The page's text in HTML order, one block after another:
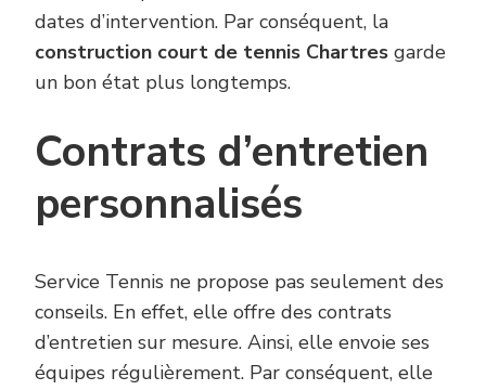
dates d’intervention. Par conséquent, la
construction court de tennis Chartres garde
un bon état plus longtemps.
Contrats d’entretien
personnalisés
Service Tennis ne propose pas seulement des
conseils. En effet, elle offre des contrats
d’entretien sur mesure. Ainsi, elle envoie ses
équipes régulièrement. Par conséquent, elle